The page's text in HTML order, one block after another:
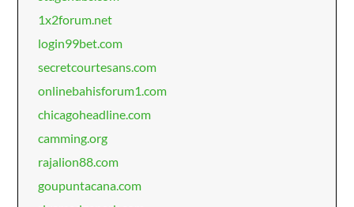
1x2forum.net
login99bet.com
secretcourtesans.com
onlinebahisforum1.com
chicagoheadline.com
camming.org
rajalion88.com
goupuntacana.com